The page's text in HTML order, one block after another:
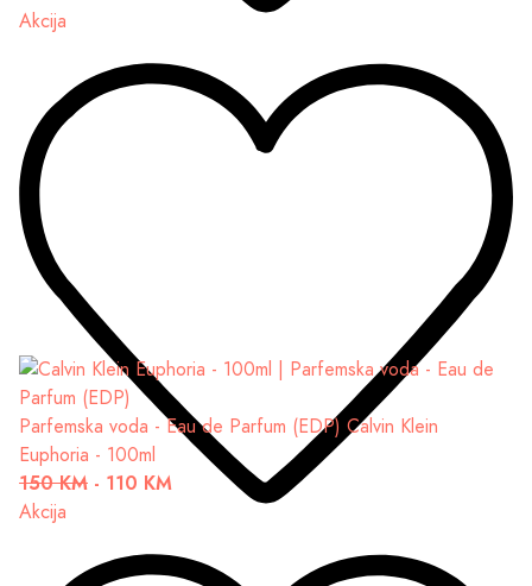
Akcija
Parfemska voda - Eau de Parfum (EDP) Calvin Klein
Euphoria - 100ml
150 KM - 110 KM
Akcija